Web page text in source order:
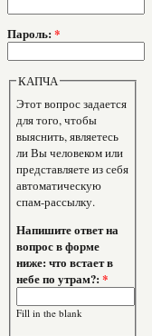
Пароль: *
КАПЧА
Этот вопрос задается
для того, чтобы
выяснить, являетесь
ли Вы человеком или
представляете из себя
автоматическую
спам-рассылку.
Напишите ответ на
вопрос в форме
ниже: что встает в
небе по утрам?:*
Fill in the blank